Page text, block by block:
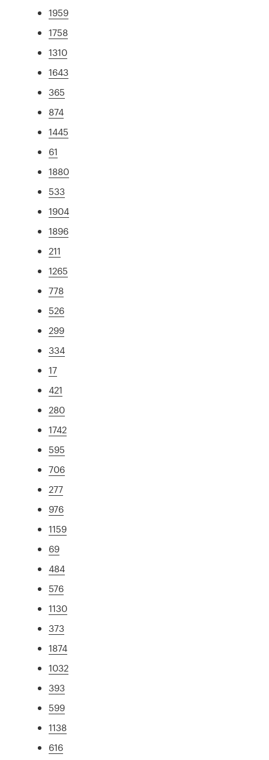
1959
1758
1310
1643
365
874
1445
61
1880
533
1904
1896
211
1265
778
526
299
334
17
421
280
1742
595
706
277
976
1159
69
484
576
1130
373
1874
1032
393
599
1138
616